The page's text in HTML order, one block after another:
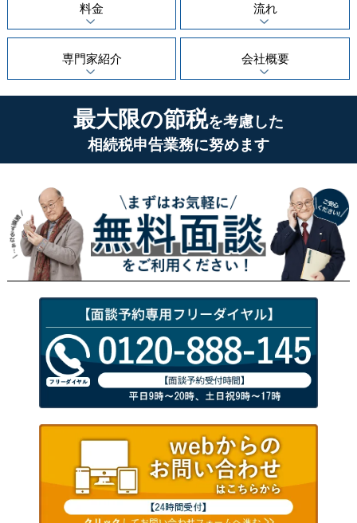
料金
流れ
専門家紹介 会社概要
最大限の節税を考慮した
相続税申告業務に努めます